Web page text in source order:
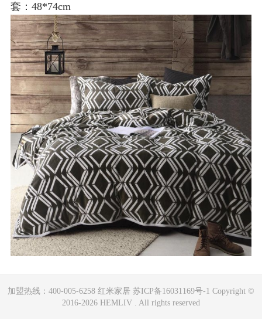
套：48*74cm
加盟热线：400-005-6258 红米家居 苏ICP备16031169号-1 Copyright ©
2016-2026 HEMLIV . All rights reserved